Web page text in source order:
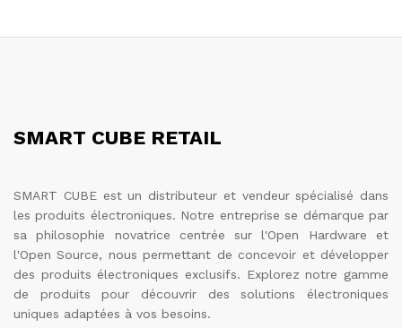
SMART CUBE RETAIL
SMART CUBE est un distributeur et vendeur spécialisé dans
les produits électroniques. Notre entreprise se démarque par
sa philosophie novatrice centrée sur l'Open Hardware et
l'Open Source, nous permettant de concevoir et développer
des produits électroniques exclusifs. Explorez notre gamme
de produits pour découvrir des solutions électroniques
uniques adaptées à vos besoins.